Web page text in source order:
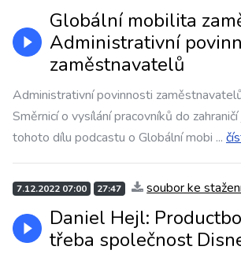
Globální mobilita
Administrativní
zaměstnavatelů
Administrativní povinnosti
Směrnicí o vysílání pracovníků do
tohoto dílu podcastu o Globální mobi ...
7.12.2022 07:00 27:47 soubor ke
Daniel Hejl:
třeba společnost